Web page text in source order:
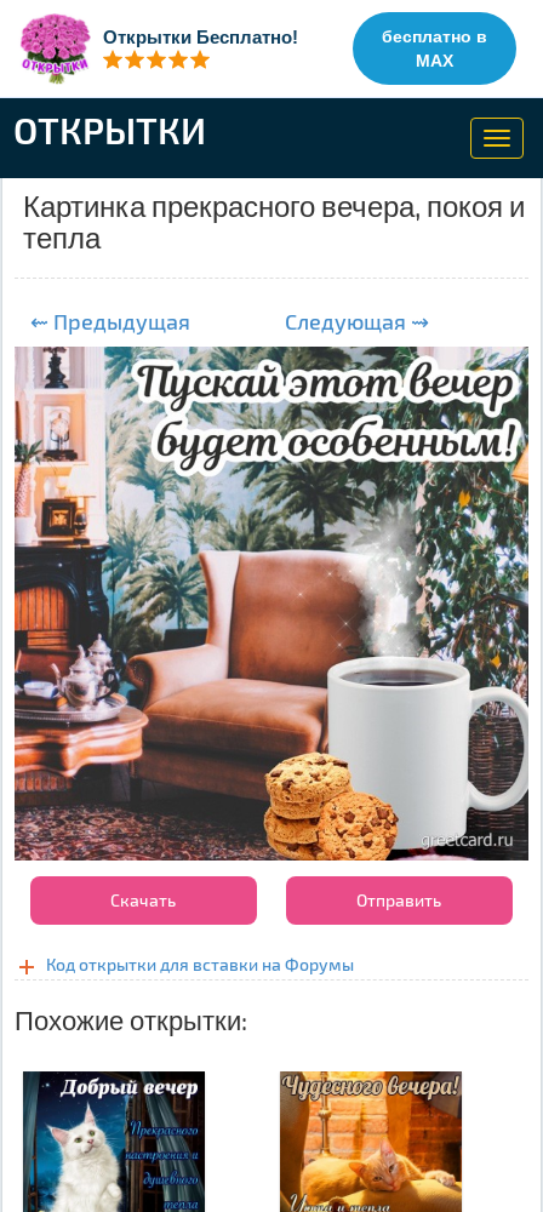
Открытки Бесплатно!
бесплатно в
MAX
ОТКРЫТКИ
Картинка прекрасного вечера, покоя и
тепла
⇜ Предыдущая Следующая ⇝
Скачать Отправить
Код открытки для вставки на Форумы
Похожие открытки: